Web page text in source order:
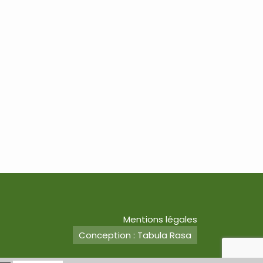
Mentions légales
Conception : Tabula Rasa